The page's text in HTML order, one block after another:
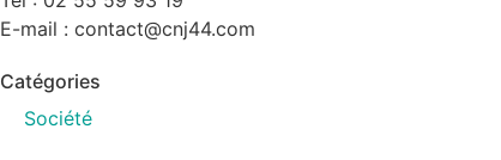
E-mail : contact@cnj44.com
Catégories
Société